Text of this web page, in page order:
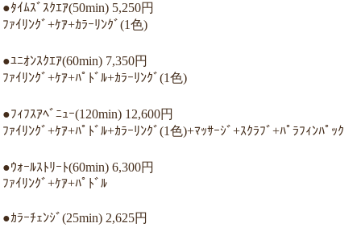
●ﾀｲﾑｽﾞｽｸｴｱ(50min) 5,250円
ﾌｧｲﾘﾝｸﾞ+ｹｱ+ｶﾗｰﾘﾝｸﾞ(1色)
●ﾕﾆｵﾝｽｸｴｱ(60min) 7,350円
ﾌｧｲﾘﾝｸﾞ+ｹｱ+ﾊﾟﾄﾞﾙ+ｶﾗｰﾘﾝｸﾞ(1色)
●ﾌｨﾌｽｱﾍﾞﾆｭｰ(120min) 12,600円
ﾌｧｲﾘﾝｸﾞ+ｹｱ+ﾊﾟﾄﾞﾙ+ｶﾗｰﾘﾝｸﾞ(1色)+ﾏｯｻｰｼﾞ+ｽｸﾗﾌﾞ+ﾊﾟﾗﾌｨﾝﾊﾟｯｸ
●ｳｫｰﾙｽﾄﾘｰﾄ(60min) 6,300円
ﾌｧｲﾘﾝｸﾞ+ｹｱ+ﾊﾟﾄﾞﾙ
●ｶﾗｰﾁｪﾝｼﾞ(25min) 2,625円